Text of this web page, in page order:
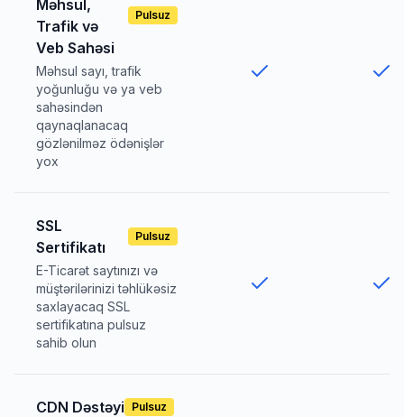
Məhsul,
Trafik və
Veb Sahəsi
Pulsuz
Məhsul sayı, trafik
yoğunluğu və ya veb
sahəsindən
qaynaqlanacaq
gözlənilməz ödənişlər
yox
SSL
Sertifikatı
Pulsuz
E-Ticarət saytınızı və
müştərilərinizi təhlükəsiz
saxlayacaq SSL
sertifikatına pulsuz
sahib olun
CDN Dəstəyi Pulsuz